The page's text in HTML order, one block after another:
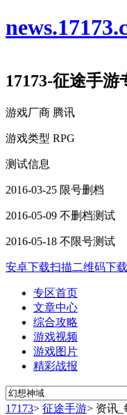
17173-征途手游
游戏厂商 腾讯
游戏类型 RPG
测试信息
2016-03-25 限号删档
2016-05-09 不删档测试
2016-05-18 不限号测试
安卓下载扫描二维码下载
专区首页
文章中心
综合攻略
游戏视频
游戏图片
精彩战报
17173> 征途手游> 资讯_